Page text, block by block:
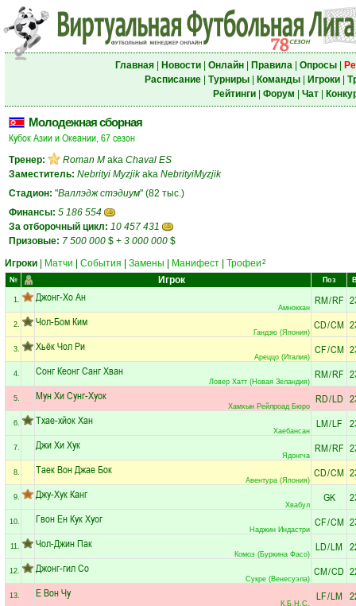
Главная| Новости| Онлайн| Правила| Опросы|
Расписание| Турниры| Команды| Игроки|
Рейтинги| Форум Чат|
Молодежная сборная
Кубок Азии и Океании, 67 сезон
Тренер: Roman M aka Chaval ES
Заместитель: Nebrityi Myzjikaka NebrityiMyzjik
Стадион: "Валлэдж стэдиум" (82 тыс.)
Финансы: 5 186 554
За отборочный цикл: 10 457 431
Призовые: 7 500 000 $ + 3 000 000 $
Игроки
Матчи События Замены Манифест Трофеи 2
№ Игрок Поз
1. Джонг-Хо Ан
Амноккан
RM/RF
2. Чол-Бом Ким
Гандзю (Япония)
CD/CM
3. Хьёк Чол Ри
Ареццо (Италия)
CF/CM
4. Сонг Кеонг Санг Хван
Ловер Хатт (Новая Зеландия)
RM/RF
5. Мун Хи Сунг-Хуок
Хамхын Рейлроад Бюро
RD/LD
6. Тхае-хйок Хан
Хаебансан
LM/LF
7. Джи Хи Хук
Ядонгча
RM/RF
8. Таек Вон Джае Бок
Авентура (Япония)
CD/CM
9. Джу-Хук Канг
Хвабул
GK
10. Гвон Ен Кук Хуог
Наджин Индастри
CF/CM
11. Чол-Джин Пак
Комоэ (Буркина Фасо)
LD/LM
12. Джонг-гил Со
Сукре (Венесуэла)
CM/CD
13. Е Вон Чу
К.Б.Н.С.
LF/LM